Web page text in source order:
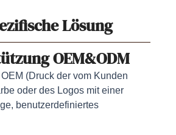
Lösung
OEM&ODM
(Druck der vom Kunden
oder des Logos mit einer
benutzerdefiniertes